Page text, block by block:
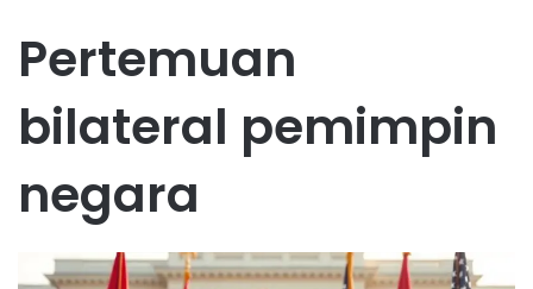
Pertemuan
bilateral pemimpin
negara